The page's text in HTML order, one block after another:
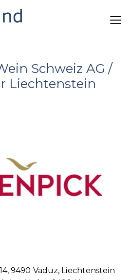
Schweiz AG /
Liechtenstein
9490 Vaduz, Liechtenstein